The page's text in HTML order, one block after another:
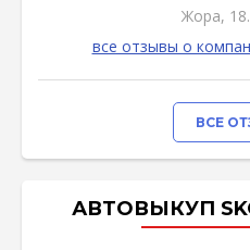
Жора,
все отзывы о
ВСЕ
АВТОВЫКУП